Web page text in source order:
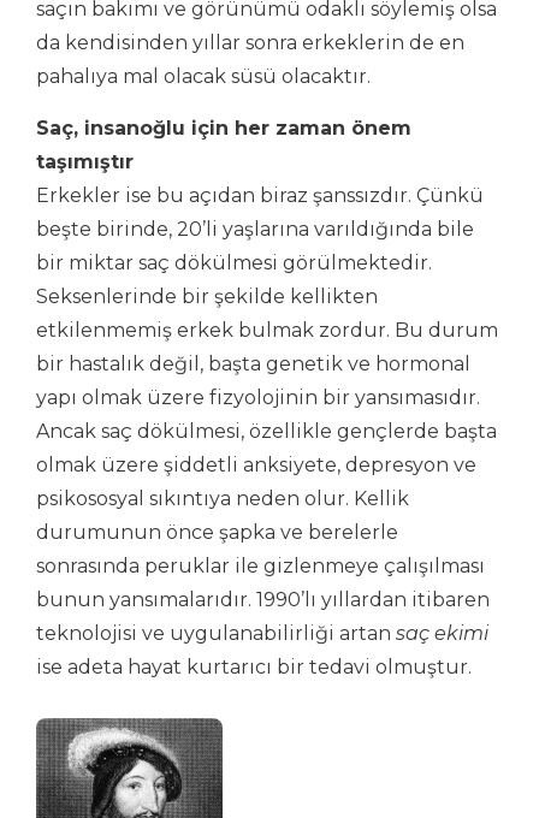
saçın bakımı ve görünümü odaklı söylemiş olsa
da kendisinden yıllar sonra erkeklerin de en
pahalıya mal olacak süsü olacaktır.
Saç, insanoğlu için her zaman önem
taşımıştır
Erkekler ise bu açıdan biraz şanssızdır. Çünkü
beşte birinde, 20’li yaşlarına varıldığında bile
bir miktar saç dökülmesi görülmektedir.
Seksenlerinde bir şekilde kellikten
etkilenmemiş erkek bulmak zordur. Bu durum
bir hastalık değil, başta genetik ve hormonal
yapı olmak üzere fizyolojinin bir yansımasıdır.
Ancak saç dökülmesi, özellikle gençlerde başta
olmak üzere şiddetli anksiyete, depresyon ve
psikososyal sıkıntıya neden olur. Kellik
durumunun önce şapka ve berelerle
sonrasında peruklar ile gizlenmeye çalışılması
bunun yansımalarıdır. 1990’lı yıllardan itibaren
teknolojisi ve uygulanabilirliği artan saç ekimi
ise adeta hayat kurtarıcı bir tedavi olmuştur.